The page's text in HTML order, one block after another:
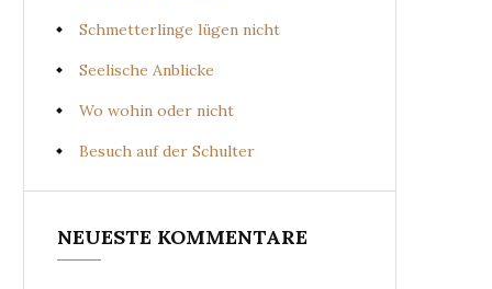
Schmetterlinge lügen nicht
Seelische Anblicke
Wo wohin oder nicht
Besuch auf der Schulter
NEUESTE KOMMENTARE